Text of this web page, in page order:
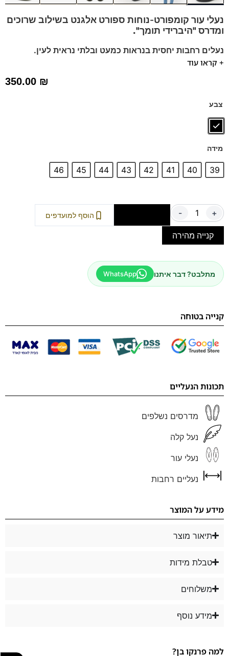
נעלי עור קומפורט-נוחות ספורט אלגנט בשילוב שרוכים
ומדרס "היברידי תומך".
נעלים רחבות יחסית בנראות כמעט ובלתי נראית לעין.
מומלץ להליכה ועמידה ממושכת.
של פרנקו בן
דגם זה מגיע גם במידות גדולות (47-48) – לחצו כאן
+ קראו עוד
350.00 ₪
צבע
מידה
39
40
41
42
43
44
45
46
- + הוסף למועדפים
קנייה מהירה
מתלבט? דבר איתנו WhatsApp
קנייה בטוחה
תכונות הנעליים
מדרסים נשלפים
נעל קלה
נעלי עור
נעליים רחבות
מידע על המוצר
תיאור מוצר
טבלת מידות
משלוחים
מידע נוסף
למה פרנקו בן?